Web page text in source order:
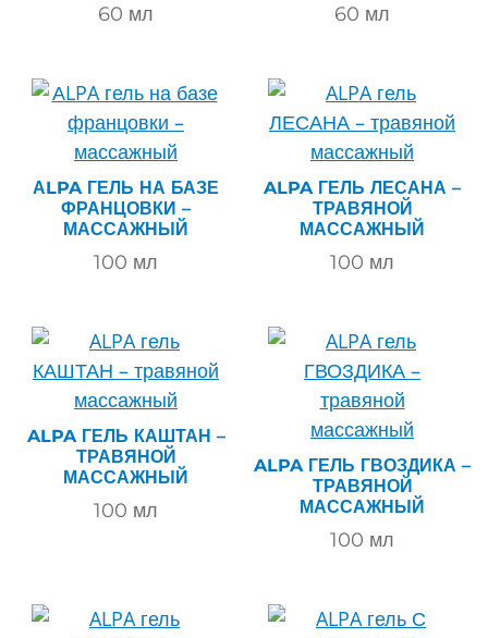
60 мл 60 мл
АLPA ГЕЛЬ НА БАЗЕ
ФРАНЦОВКИ –
МАССАЖНЫЙ
100 мл
ALPA ГЕЛЬ ЛЕСАНА –
ТРАВЯНОЙ
МАССАЖНЫЙ
100 мл
ALPA ГЕЛЬ КАШТАН –
ТРАВЯНОЙ
МАССАЖНЫЙ
100 мл
ALPA ГЕЛЬ ГВОЗДИКА –
ТРАВЯНОЙ
МАССАЖНЫЙ
100 мл